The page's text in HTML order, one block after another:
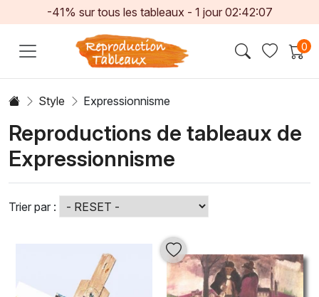
-41% sur tous les tableaux - 1 jour 02:42:05
0
Style Expressionnisme
Reproductions de tableaux de
Expressionnisme
Trier par :